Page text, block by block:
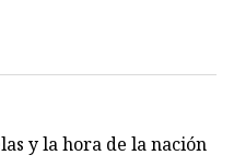
y la hora de la nación